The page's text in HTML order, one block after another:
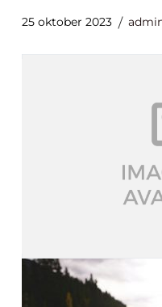
25 oktober 2023